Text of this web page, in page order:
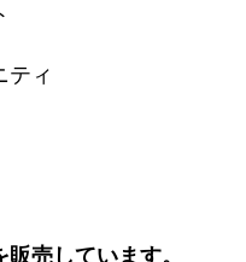
ティ
売しています。